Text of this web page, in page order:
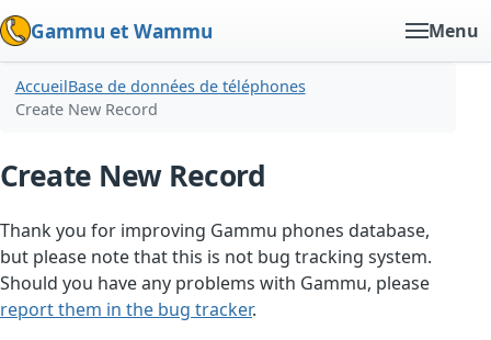
Gammu et Wammu Menu
AccueilBase de données de téléphones
Create New Record
Create New Record
Thank you for improving Gammu phones database,
but please note that this is not bug tracking system.
Should you have any problems with Gammu, please
report them in the bug tracker.